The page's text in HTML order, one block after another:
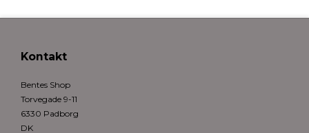
Kontakt
Bentes Shop
Torvegade 9-11
6330 Padborg
DK